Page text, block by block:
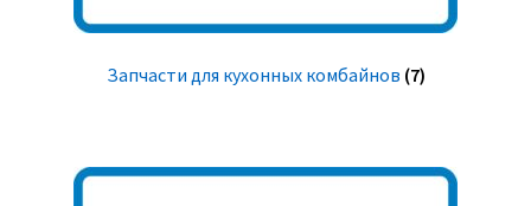
Запчасти для кухонных комбайнов (7)